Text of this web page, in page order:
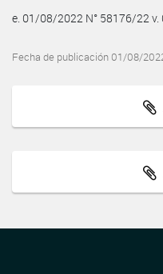
e. 01/08/2022 N° 58176/22
Fecha de publicación 01/08/